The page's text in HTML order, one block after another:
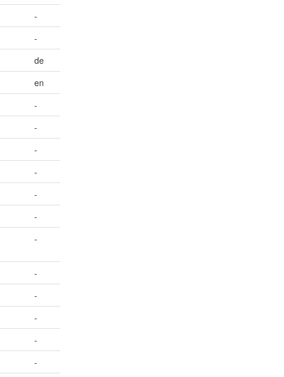
-
-
de
en
-
-
-
-
-
-
-
-
-
-
-
-